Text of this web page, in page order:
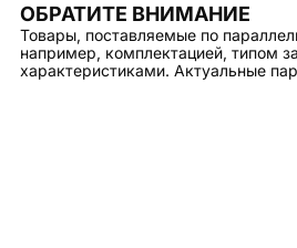
ОБРАТИТЕ ВНИМАНИЕ
Товары, поставляемые по
например, комплектацией, типом
характеристиками. Актуальные